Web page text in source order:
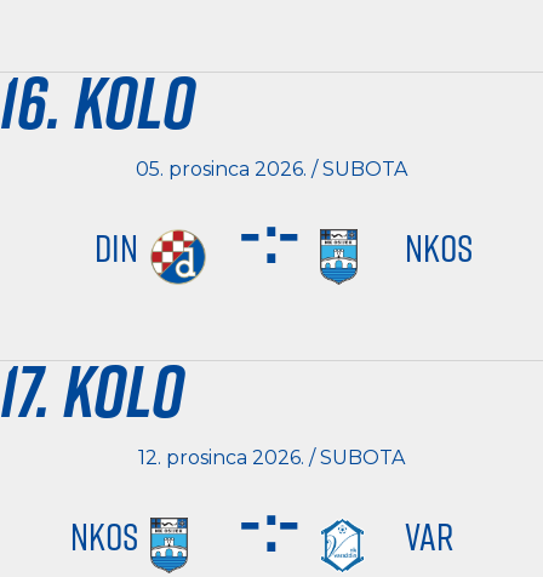
16. kolo
05. prosinca 2026. / SUBOTA
DIN -:- NKOS
17. kolo
12. prosinca 2026. / SUBOTA
NKOS -:- VAR